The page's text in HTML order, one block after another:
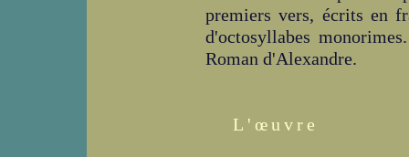
premiers vers, écrits en
d'octosyllabes
Roman d'Alexandre.
L'œuvre